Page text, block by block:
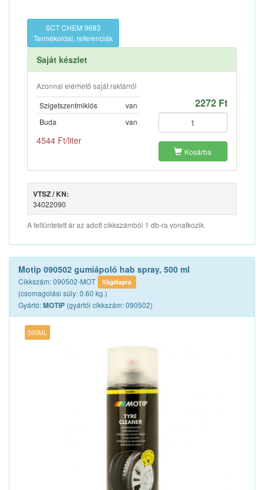
SCT CHEM 9683
Termékoldal, referenciák
Saját készlet
Azonnal elérhető saját raktárról
Szigetszentmiklós
van
Buda
van
4544 Ft/liter
2272 Ft
Kosárba
VTSZ / KN:
34022090
A feltüntetett ár az adott cikkszámból 1 db-ra vonatkozik.
Motip 090502 gumiápoló hab spray, 500 ml
Cikkszám: 090502-MOT Vágólapra
(csomagolási súly: 0.60 kg.)
Gyártó:MOTIP (gyártói cikkszám: 090502)
500ML